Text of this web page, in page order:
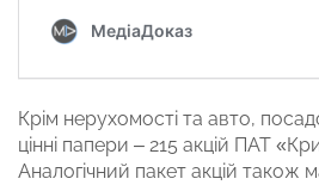
Крім нерухомості та авто,
цінні папери – 215 акцій ПАТ
Аналогічний пакет акцій також